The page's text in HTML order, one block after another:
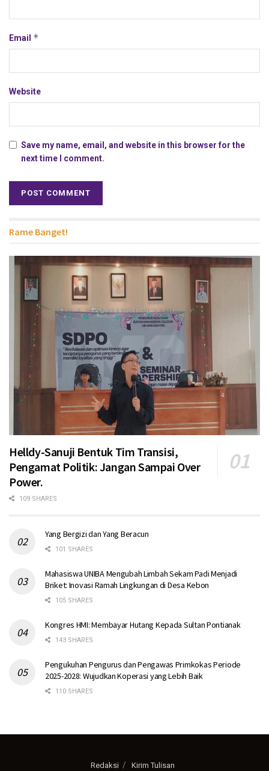
Email *
Website
Save my name, email, and website in this browser for the
next time I comment.
Rame Banget!
Helldy-Sanuji Bentuk Tim Transisi,
Pengamat Politik: Jangan Sampai Over
Power.
109 SHARES
Yang Bergizi dan Yang Beracun
101 SHARES
Mahasiswa UNIBA Mengubah Limbah Sekam Padi Menjadi
Briket: Inovasi Ramah Lingkungan di Desa Kebon
105 SHARES
Kongres HMI: Membayar Hutang Kepada Sultan Pontianak
143 SHARES
Pengukuhan Pengurus dan Pengawas Primkokas Periode
2025-2028: Wujudkan Koperasi yang Lebih Baik
110 SHARES
Redaksi Kirim Tulisan